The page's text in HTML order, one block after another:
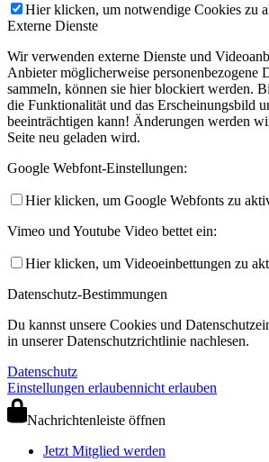
Hier klicken, um notwendige Cookies zu
Externe Dienste
Wir verwenden externe Dienste und
Anbieter möglicherweise personenbezogene
sammeln, können sie hier blockiert werden.
die Funktionalität und das Erscheinungsbild
beeinträchtigen kann! Änderungen werden
Seite neu geladen wird.
Google Webfont-Einstellungen:
Hier klicken, um Google Webfonts zu
Vimeo und Youtube Video bettet ein:
Hier klicken, um Videoeinbettungen zu
Datenschutz-Bestimmungen
Du kannst unsere Cookies und
in unserer Datenschutzrichtlinie nachlesen.
Datenschutz
Einstellungen erlaubennicht erlauben
Nachrichtenleiste öffnen
Jetzt Mitglied werden